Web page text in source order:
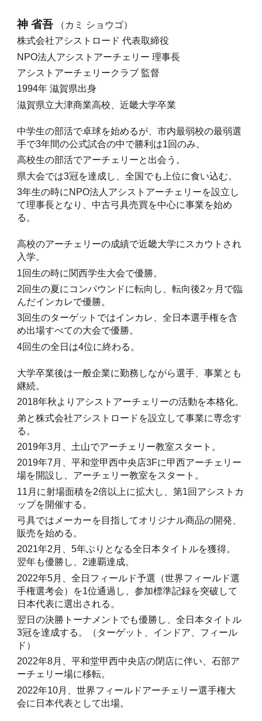
神 省吾 （カミ ショウゴ）
株式会社アシストロード 代表取締役
NPO法人アシストアーチェリー 理事長
アシストアーチェリークラブ 監督
1994年 滋賀県出身
滋賀県立大津商業高校、近畿大学卒業
中学生の部活で卓球を始めるが、市内最弱校の最弱選
手で3年間の公式試合の中で勝利は1回のみ。
高校生の部活でアーチェリーと出会う。
県大会では3冠を達成し、全国でも上位に食い込む。
3年生の時にNPO法人アシストアーチェリーを設立し
て理事長となり、中古弓具売買を中心に事業を始め
る。
高校のアーチェリーの成績で近畿大学にスカウトされ
入学。
1回生の時に関西学生大会で優勝。
2回生の夏にコンパウンドに転向し、転向後2ヶ月で臨
んだインカレで優勝。
3回生のターゲットではインカレ、全日本選手権を含
め出場すべての大会で優勝。
4回生の全日は4位に終わる。
大学卒業後は一般企業に勤務しながら選手、事業とも
継続。
2018年秋よりアシストアーチェリーの活動を本格化。
弟と株式会社アシストロードを設立して事業に専念す
る。
2019年3月、土山でアーチェリー教室スタート。
2019年7月、平和堂甲西中央店3Fに甲西アーチェリー
場を開設し、アーチェリー教室をスタート。
11月に射場面積を2倍以上に拡大し、第1回アシストカ
ップを開催する。
弓具ではメーカーを目指してオリジナル商品の開発、
販売を始める。
2021年2月、5年ぶりとなる全日本タイトルを獲得。
翌年も優勝し、2連覇達成。
2022年5月、全日フィールド予選（世界フィールド選
手権選考会）を1位通過し、参加標準記録を突破して
日本代表に選出される。
翌日の決勝トーナメントでも優勝し、全日本タイトル
3冠を達成する。（ターゲット、インドア、フィール
ド）
2022年8月、平和堂甲西中央店の閉店に伴い、石部ア
ーチェリー場に移転。
2022年10月、世界フィールドアーチェリー選手権大
会に日本代表として出場。